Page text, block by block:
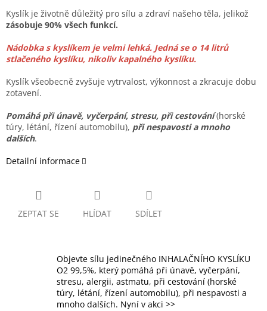
Kyslík je životně důležitý pro sílu a zdraví našeho těla, jelikož
zásobuje 90% všech funkcí.
Nádobka s kyslíkem je velmi lehká. Jedná se o 14 litrů
stlačeného kyslíku, nikoliv kapalného kyslíku.
Kyslík všeobecně zvyšuje vytrvalost, výkonnost a zkracuje dobu
zotavení.
Pomáhá při únavě, vyčerpání, stresu, při cestování (horské
túry, létání, řízení automobilu), při nespavosti a mnoho
dalších.
Detailní informace
ZEPTAT SE HLÍDAT SDÍLET
Objevte sílu jedinečného INHALAČNÍHO KYSLÍKU
O2 99,5%, který pomáhá při únavě, vyčerpání,
stresu, alergii, astmatu, při cestování (horské
túry, létání, řízení automobilu), při nespavosti a
mnoho dalších. Nyní v akci >>